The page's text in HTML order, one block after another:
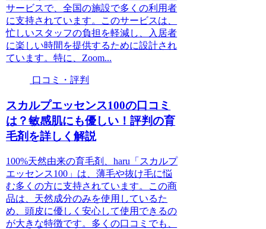
サービスで、全国の施設で多くの利用者
に支持されています。このサービスは、
忙しいスタッフの負担を軽減し、入居者
に楽しい時間を提供するために設計され
ています。特に、Zoom...
口コミ・評判
スカルプエッセンス100の口コミ
は？敏感肌にも優しい！評判の育
毛剤を詳しく解説
100%天然由来の育毛剤、haru「スカルプ
エッセンス100」は、薄毛や抜け毛に悩
む多くの方に支持されています。この商
品は、天然成分のみを使用しているた
め、頭皮に優しく安心して使用できるの
が大きな特徴です。多くの口コミでも、